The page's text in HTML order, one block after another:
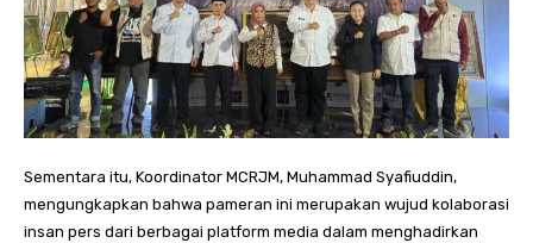
Sementara itu, Koordinator MCRJM, Muhammad Syafiuddin,
mengungkapkan bahwa pameran ini merupakan wujud kolaborasi
insan pers dari berbagai platform media dalam menghadirkan